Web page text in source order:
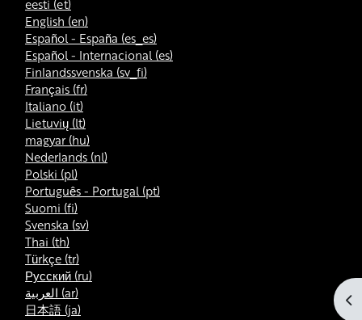
eesti ‎(et)‎
English ‎(en)‎
Español - España ‎(es_es)‎
Español - Internacional ‎(es)‎
Finlandssvenska ‎(sv_fi)‎
Français ‎(fr)‎
Italiano ‎(it)‎
Lietuvių ‎(lt)‎
magyar ‎(hu)‎
Nederlands ‎(nl)‎
Polski ‎(pl)‎
Português - Portugal ‎(pt)‎
Suomi ‎(fi)‎
Svenska ‎(sv)‎
Thai ‎(th)‎
Türkçe ‎(tr)‎
Русский ‎(ru)‎
العربية ‎(ar)‎
日本語 ‎(ja)‎